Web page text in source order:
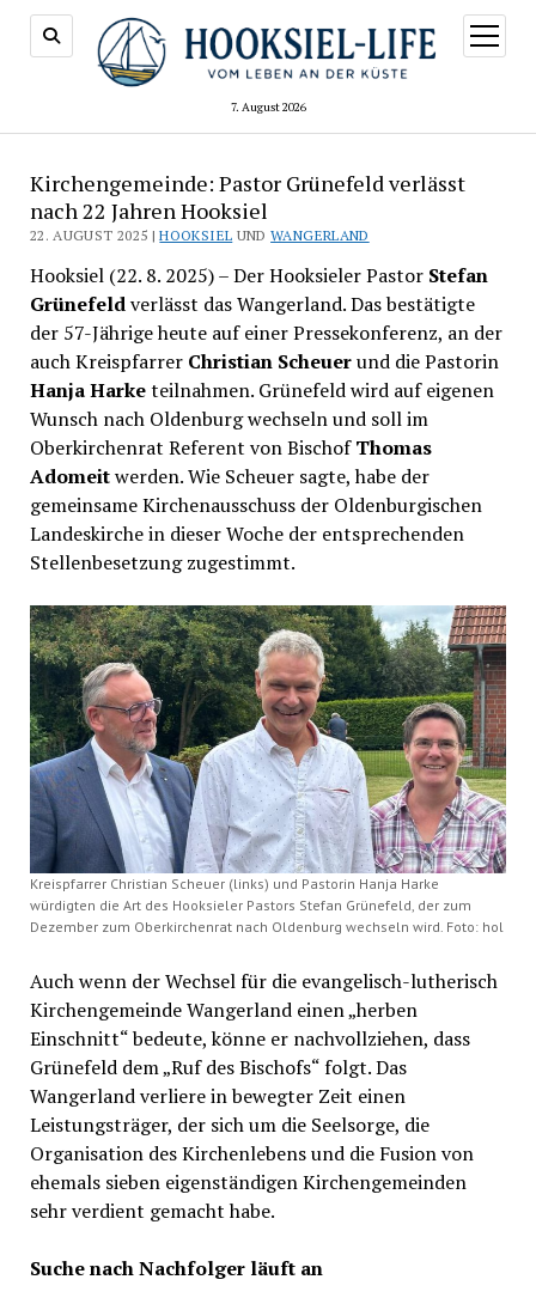
7. August 2026
Menü
öffnen
Kirchengemeinde: Pastor Grünefeld verlässt
nach 22 Jahren Hooksiel
22. AUGUST 2025 |HOOKSIEL UNDWANGERLAND
Hooksiel (22. 8. 2025) – Der Hooksieler Pastor Stefan
Grünefeldverlässt das Wangerland. Das bestätigte
der 57-Jährige heute auf einer Pressekonferenz, an der
auch Kreispfarrer Christian Scheuerund die Pastorin
Hanja Harketeilnahmen. Grünefeld wird auf eigenen
Wunsch nach Oldenburg wechseln und soll im
Oberkirchenrat Referent von BischofThomas
Adomeitwerden. Wie Scheuer sagte, habe der
gemeinsame Kirchenausschuss der Oldenburgischen
Landeskirche in dieser Woche der entsprechenden
Stellenbesetzung zugestimmt.
Kreispfarrer Christian Scheuer (links) und Pastorin Hanja Harke
würdigten die Art des Hooksieler Pastors Stefan Grünefeld, der zum
Dezember zum Oberkirchenrat nach Oldenburg wechseln wird. Foto: hol
Auch wenn der Wechsel für die evangelisch-lutherisch
Kirchengemeinde Wangerland einen „herben
Einschnitt“ bedeute, könne er nachvollziehen, dass
Grünefeld dem „Ruf des Bischofs“ folgt. Das
Wangerland verliere in bewegter Zeit einen
Leistungsträger, der sich um die Seelsorge, die
Organisation des Kirchenlebens und die Fusion von
ehemals sieben eigenständigen Kirchengemeinden
sehr verdient gemacht habe.
Suche nach Nachfolger läuft an